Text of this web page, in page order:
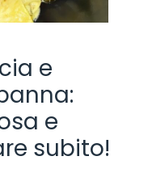
e
e
subito!